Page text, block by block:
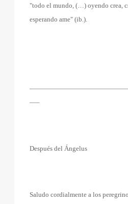
"todo el mundo, (…) oyendo crea,
esperando ame" (ib.).
—–
Después del Ángelus
Saludo cordialmente a los